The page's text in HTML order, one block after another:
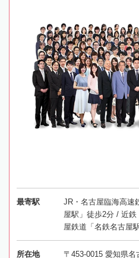
最寄駅
JR・名古屋臨海高速
屋駅」徒歩2分 / 近
屋鉄道「名鉄名古屋
所在地
〒453-0015 愛知県名